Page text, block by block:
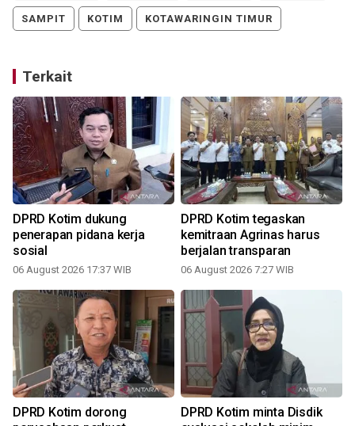
SAMPIT KOTIM KOTAWARINGIN TIMUR
Terkait
DPRD Kotim dukung
penerapan pidana kerja
sosial
06 August 2026 17:37 WIB
DPRD Kotim tegaskan
kemitraan Agrinas harus
berjalan transparan
06 August 2026 7:27 WIB
DPRD Kotim dorong
DPRD Kotim minta Disdik